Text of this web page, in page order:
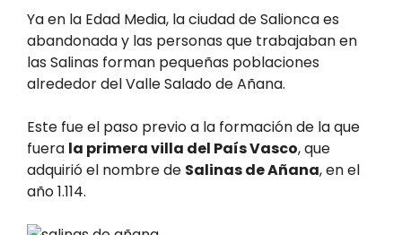
Ya en la Edad Media, la ciudad de Salionca es
abandonada y las personas que trabajaban en
las Salinas forman pequeñas poblaciones
alrededor del Valle Salado de Añana.
Este fue el paso previo a la formación de la que
fuera la primera villa del País Vasco, que
adquirió el nombre de Salinas de Añana, en el
año 1.114.